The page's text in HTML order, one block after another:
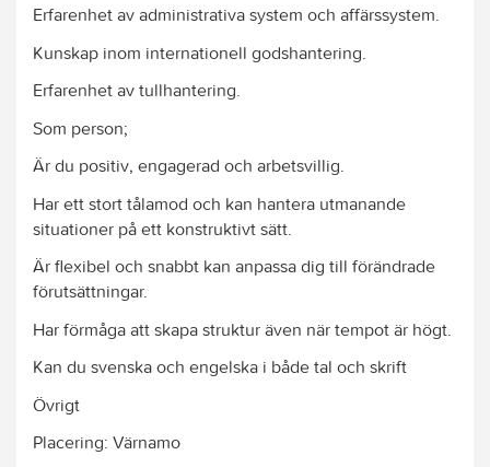
Erfarenhet av administrativa system och affärssystem.
Kunskap inom internationell godshantering.
Erfarenhet av tullhantering.
Som person;
Är du positiv, engagerad och arbetsvillig.
Har ett stort tålamod och kan hantera utmanande
situationer på ett konstruktivt sätt.
Är flexibel och snabbt kan anpassa dig till förändrade
förutsättningar.
Har förmåga att skapa struktur även när tempot är högt.
Kan du svenska och engelska i både tal och skrift
Övrigt
Placering: Värnamo